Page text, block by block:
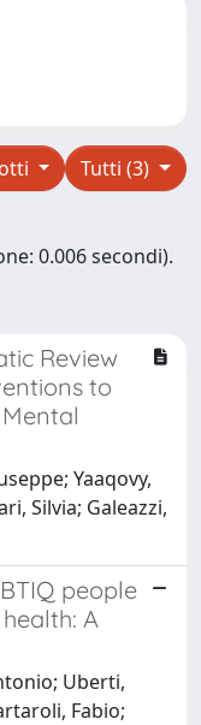
Tutti (3)
0.006 secondi).
Review
to
Yaaqovy,
Silvia; Galeazzi,
people
A
Uberti,
Fabio;